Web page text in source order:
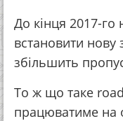
До кінця 2017-
встановити нову
збільшить
То ж що таке
працюватиме на